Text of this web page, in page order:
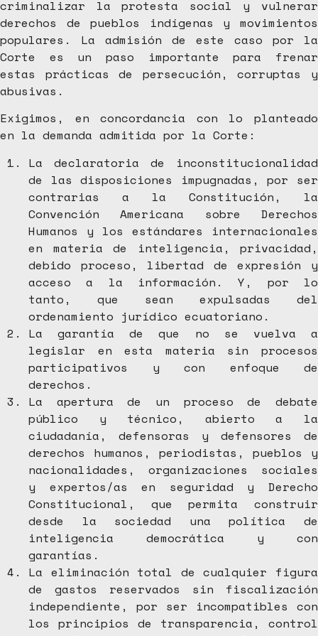
criminalizar la protesta social y vulnerar
derechos de pueblos indígenas y movimientos
populares. La admisión de este caso por la
Corte es un paso importante para frenar
estas prácticas de persecución, corruptas y
abusivas.
Exigimos, en concordancia con lo planteado
en la demanda admitida por la Corte:
La declaratoria de inconstitucionalidad
de las disposiciones impugnadas, por ser
contrarias a la Constitución, la
Convención Americana sobre Derechos
Humanos y los estándares internacionales
en materia de inteligencia, privacidad,
debido proceso, libertad de expresión y
acceso a la información. Y, por lo
tanto, que sean expulsadas del
ordenamiento jurídico ecuatoriano.
La garantía de que no se vuelva a
legislar en esta materia sin procesos
participativos y con enfoque de
derechos.
La apertura de un proceso de debate
público y técnico, abierto a la
ciudadanía, defensoras y defensores de
derechos humanos, periodistas, pueblos y
nacionalidades, organizaciones sociales
y expertos/as en seguridad y Derecho
Constitucional, que permita construir
desde la sociedad una política de
inteligencia democrática y con
garantías.
La eliminación total de cualquier figura
de gastos reservados sin fiscalización
independiente, por ser incompatibles con
los principios de transparencia, control